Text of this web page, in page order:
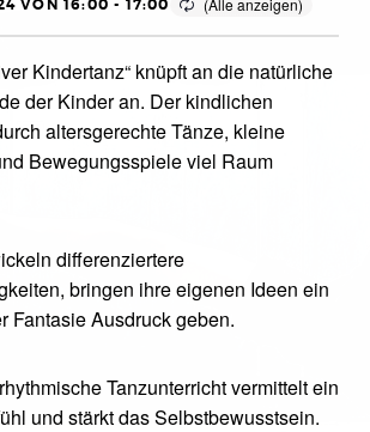
VON 16:00 - 17:00
Kindertanz“ knüpft an die natürliche
der Kinder an. Der kindlichen
altersgerechte Tänze, kleine
Bewegungsspiele viel Raum
differenziertere
bringen ihre eigenen Ideen ein
Fantasie Ausdruck geben.
Tanzunterricht vermittelt ein
und stärkt das Selbstbewusstsein.